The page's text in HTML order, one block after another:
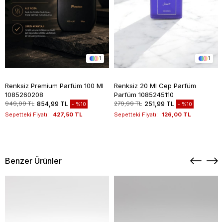
1
Renksiz Premium Parfüm 100 Ml
1085260208
949,99 TL 854,99 TL %10
Sepetteki Fiyatı: 427,50 TL
1
Renksiz 20 Ml Cep Parfüm
Parfüm 1085245110
279,99 TL 251,99 TL %10
Sepetteki Fiyatı: 126,00 TL
Benzer Ürünler